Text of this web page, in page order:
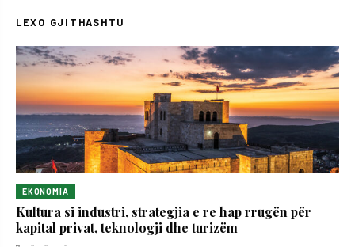
LEXO GJITHASHTU
EKONOMIA
Kultura si industri, strategjia e re hap rrugën për
kapital privat, teknologji dhe turizëm